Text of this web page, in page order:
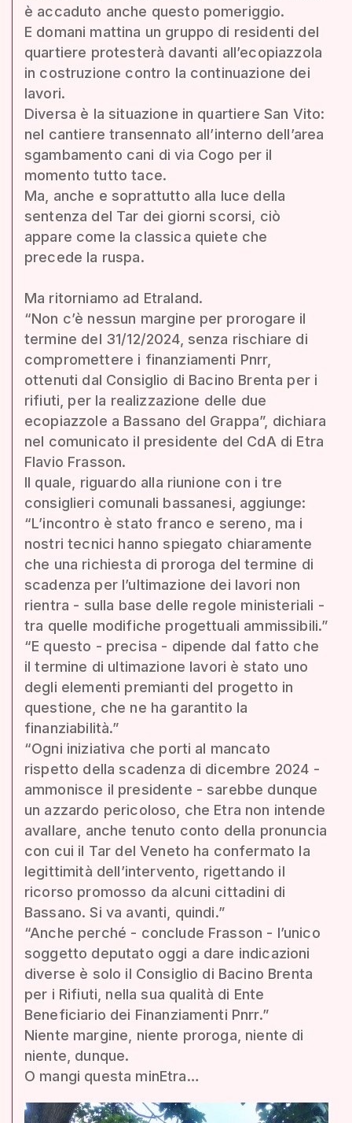
è accaduto anche questo pomeriggio.
E domani mattina un gruppo di residenti del
quartiere protesterà davanti all’ecopiazzola
in costruzione contro la continuazione dei
lavori.
Diversa è la situazione in quartiere San Vito:
nel cantiere transennato all’interno dell’area
sgambamento cani di via Cogo per il
momento tutto tace.
Ma, anche e soprattutto alla luce della
sentenza del Tar dei giorni scorsi, ciò
appare come la classica quiete che
precede la ruspa.
Ma ritorniamo ad Etraland.
“Non c’è nessun margine per prorogare il
termine del 31/12/2024, senza rischiare di
compromettere i finanziamenti Pnrr,
ottenuti dal Consiglio di Bacino Brenta per i
rifiuti, per la realizzazione delle due
ecopiazzole a Bassano del Grappa”, dichiara
nel comunicato il presidente del CdA di Etra
Flavio Frasson.
Il quale, riguardo alla riunione con i tre
consiglieri comunali bassanesi, aggiunge:
“L’incontro è stato franco e sereno, ma i
nostri tecnici hanno spiegato chiaramente
che una richiesta di proroga del termine di
scadenza per l’ultimazione dei lavori non
rientra - sulla base delle regole ministeriali -
tra quelle modifiche progettuali ammissibili.”
“E questo - precisa - dipende dal fatto che
il termine di ultimazione lavori è stato uno
degli elementi premianti del progetto in
questione, che ne ha garantito la
finanziabilità.”
“Ogni iniziativa che porti al mancato
rispetto della scadenza di dicembre 2024 -
ammonisce il presidente - sarebbe dunque
un azzardo pericoloso, che Etra non intende
avallare, anche tenuto conto della pronuncia
con cui il Tar del Veneto ha confermato la
legittimità dell’intervento, rigettando il
ricorso promosso da alcuni cittadini di
Bassano. Si va avanti, quindi.”
“Anche perché - conclude Frasson - l’unico
soggetto deputato oggi a dare indicazioni
diverse è solo il Consiglio di Bacino Brenta
per i Rifiuti, nella sua qualità di Ente
Beneficiario dei Finanziamenti Pnrr.”
Niente margine, niente proroga, niente di
niente, dunque.
O mangi questa minEtra…